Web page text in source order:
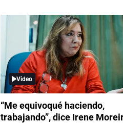
Video
“Me equivoqué haciendo,
trabajando”, dice Irene